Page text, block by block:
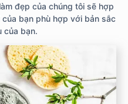
đẹp của chúng tôi sẽ hợp
bạn phù hợp với bản sắc
của bạn.